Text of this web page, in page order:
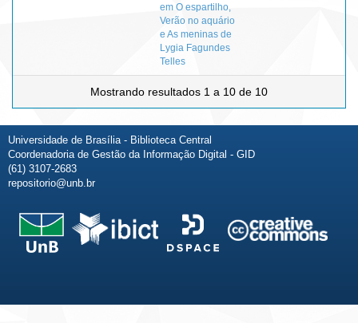
em O espartilho,
Verão no aquário
e As meninas de
Lygia Fagundes
Telles
Mostrando resultados 1 a 10 de 10
Universidade de Brasília - Biblioteca Central
Coordenadoria de Gestão da Informação Digital - GID
(61) 3107-2683
repositorio@unb.br